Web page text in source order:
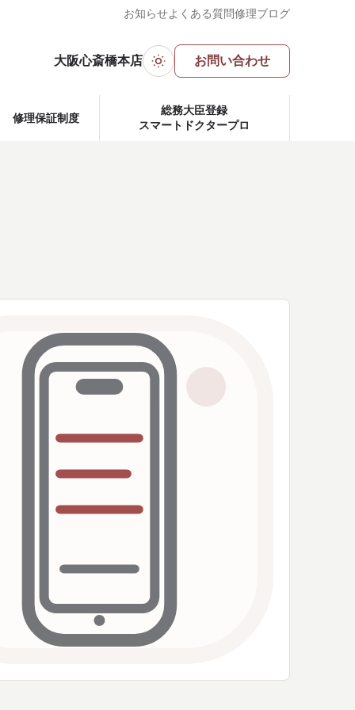
お知らせよくある質問修理ブログ
大阪心斎橋本店 ダークモードお問い合わせ
修理保証制度
総務大臣登録
スマートドクタープロ